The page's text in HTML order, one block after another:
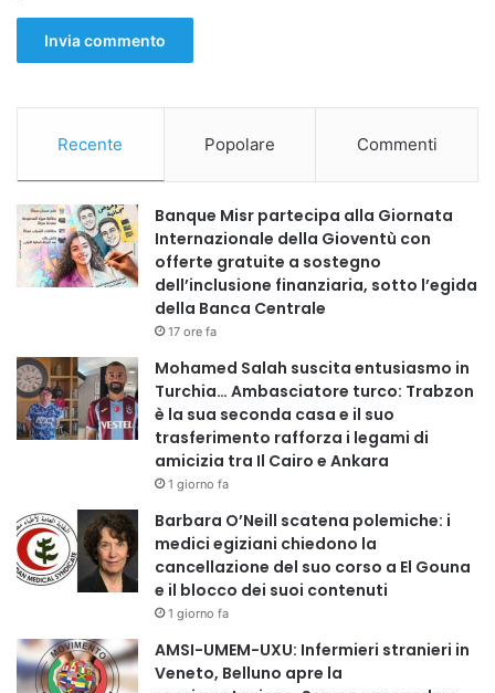
Recente Popolare Commenti
Banque Misr partecipa alla Giornata
Internazionale della Gioventù con
offerte gratuite a sostegno
dell’inclusione finanziaria, sotto l’egida
della Banca Centrale
17 ore fa
Mohamed Salah suscita entusiasmo in
Turchia… Ambasciatore turco: Trabzon
è la sua seconda casa e il suo
trasferimento rafforza i legami di
amicizia tra Il Cairo e Ankara
1 giorno fa
Barbara O’Neill scatena polemiche: i
medici egiziani chiedono la
cancellazione del suo corso a El Gouna
e il blocco dei suoi contenuti
1 giorno fa
AMSI-UMEM-UXU: Infermieri stranieri in
Veneto, Belluno apre la